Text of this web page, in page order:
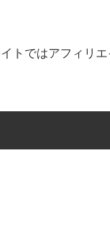
トではアフィリ